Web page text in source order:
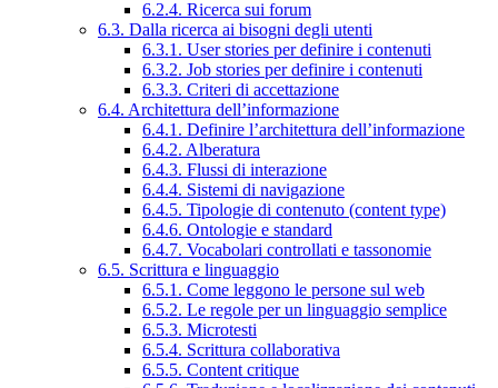
6.2.4. Ricerca sui forum
6.3. Dalla ricerca ai bisogni degli utenti
6.3.1. User stories per definire i contenuti
6.3.2. Job stories per definire i contenuti
6.3.3. Criteri di accettazione
6.4. Architettura dell’informazione
6.4.1. Definire l’architettura dell’informazione
6.4.2. Alberatura
6.4.3. Flussi di interazione
6.4.4. Sistemi di navigazione
6.4.5. Tipologie di contenuto (content type)
6.4.6. Ontologie e standard
6.4.7. Vocabolari controllati e tassonomie
6.5. Scrittura e linguaggio
6.5.1. Come leggono le persone sul web
6.5.2. Le regole per un linguaggio semplice
6.5.3. Microtesti
6.5.4. Scrittura collaborativa
6.5.5. Content critique